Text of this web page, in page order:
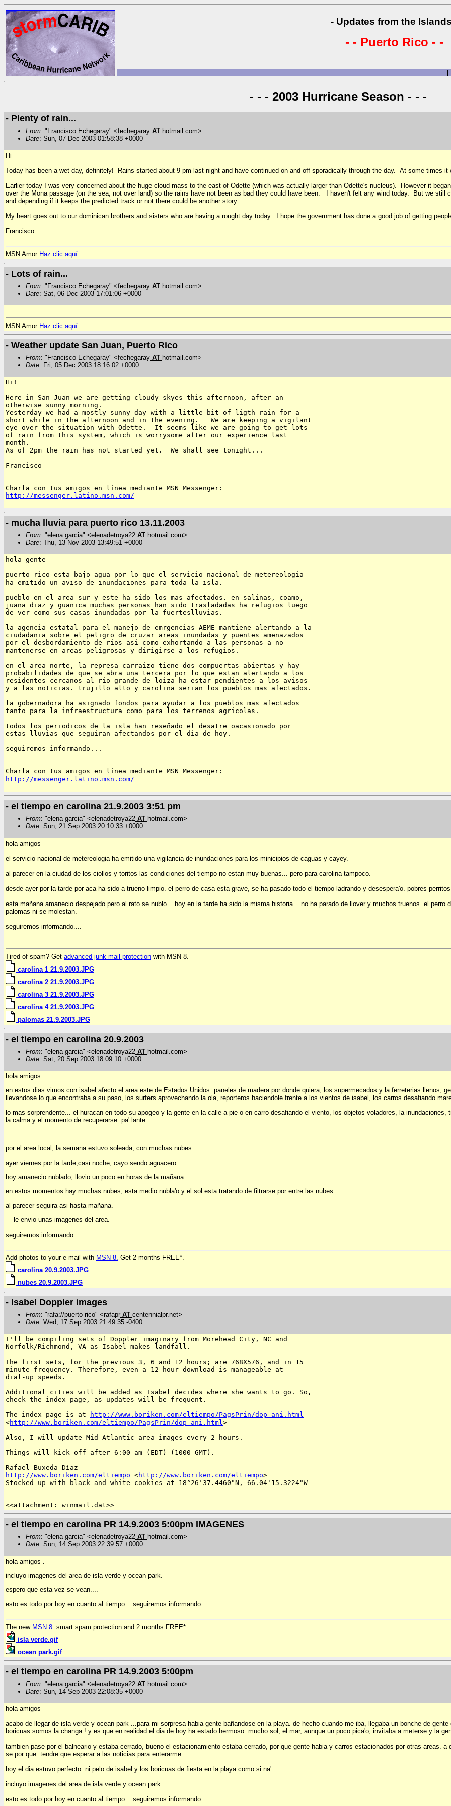
- Updates from the
- - Puerto Rico - -
|
- - - 2003 Hurricane Season - - -
- Plenty of rain...
From: "Francisco Echegaray" <fechegaray AT hotmail.com>
Date: Sun, 07 Dec 2003 01:58:38 +0000
Hi
Today has been a wet day, definitely! Rains started about 9 pm last night and have continued on and off sporadically through the day. At some times
Earlier today I was very concerned about the huge cloud mass to the east of Odette (which was actually larger than Odette's nucleus). However it
over the Mona passage (on the sea, not over land) so the rains have not been as bad they could have been. I haven't felt any wind today. But we still
and depending if it keeps the predicted track or not there could be another story.
My heart goes out to our dominican brothers and sisters who are having a rought day today. I hope the government has done a good job of getting
Francisco
MSN Amor Haz clic aquí...
- Lots of rain...
From: "Francisco Echegaray" <fechegaray AT hotmail.com>
Date: Sat, 06 Dec 2003 17:01:06 +0000
MSN Amor Haz clic aquí...
- Weather update San Juan, Puerto Rico
From: "Francisco Echegaray" <fechegaray AT hotmail.com>
Date: Fri, 05 Dec 2003 18:16:02 +0000
Hi!
Here in San Juan we are getting cloudy skyes this afternoon, after an
otherwise sunny morning.
Yesterday we had a mostly sunny day with a little bit of ligth rain for a
short while in the afternoon and in the evening.   We are keeping a vigilant
eye over the situation with Odette.  It seems like we are going to get lots
of rain from this system, which is worrysome after our experience last
month.
As of 2pm the rain has not started yet.  We shall see tonight...
Francisco
http://messenger.latino.msn.com/
- mucha lluvia para puerto rico 13.11.2003
From: "elena garcia" <elenadetroya22 AT hotmail.com>
Date: Thu, 13 Nov 2003 13:49:51 +0000
hola gente
puerto rico esta bajo agua por lo que el servicio nacional de metereologia
ha emitido un aviso de inundaciones para toda la isla.
pueblo en el area sur y este ha sido los mas afectados. en salinas, coamo,
juana diaz y guanica muchas personas han sido trasladadas ha refugios luego
de ver como sus casas inundadas por la fuerteslluvias.
la agencia estatal para el manejo de emrgencias AEME mantiene alertando a la
ciudadania sobre el peligro de cruzar areas inundadas y puentes amenazados
por el desbordamiento de rios asi como exhortando a las personas a no
mantenerse en areas peligrosas y dirigirse a los refugios.
en el area norte, la represa carraizo tiene dos compuertas abiertas y hay
probabilidades de que se abra una tercera por lo que estan alertando a los
residentes cercanos al rio grande de loiza ha estar pendientes a los avisos
y a las noticias. trujillo alto y carolina serian los pueblos mas afectados.
la gobernadora ha asignado fondos para ayudar a los pueblos mas afectados
tanto para la infraestructura como para los terrenos agricolas.
todos los periodicos de la isla han reseñado el desatre oacasionado por
estas lluvias que seguiran afectandos por el dia de hoy.
seguiremos informando...
http://messenger.latino.msn.com/
- el tiempo en carolina 21.9.2003 3:51 pm
From: "elena garcia" <elenadetroya22 AT hotmail.com>
Date: Sun, 21 Sep 2003 20:10:33 +0000
hola amigos
el servicio nacional de metereologia ha emitido una vigilancia de inundaciones para los minicipios de caguas y cayey.
al parecer en la ciudad de los ciollos y toritos las condiciones del tiempo no estan muy buenas... pero para carolina tampoco.
desde ayer por la tarde por aca ha sido a trueno limpio. el perro de casa esta grave, se ha pasado todo el tiempo ladrando y desespera'o. pobres
esta mañana amanecio despejado pero al rato se nublo... hoy en la tarde ha sido la misma historia... no ha parado de llover y muchos truenos. el
palomas ni se molestan.
seguiremos informando....
Tired of spam? Get advanced junk mail protection with MSN 8.
carolina 1 21.9.2003.JPG
carolina 2 21.9.2003.JPG
carolina 3 21.9.2003.JPG
carolina 4 21.9.2003.JPG
palomas 21.9.2003.JPG
- el tiempo en carolina 20.9.2003
From: "elena garcia" <elenadetroya22 AT hotmail.com>
Date: Sat, 20 Sep 2003 18:09:10 +0000
hola amigos
en estos dias vimos con isabel afecto el area este de Estados Unidos. paneles de madera por donde quiera, los supermecados y la ferreterias llenos,
llevandose lo que encontraba a su paso, los surfers aprovechando la ola, reporteros haciendole frente a los vientos de isabel, los carros desafiando
lo mas sorprendente... el huracan en todo su apogeo y la gente en la calle a pie o en carro desafiando el viento, los objetos voladores, la
la calma y el momento de recuperarse. pa' lante
por el area local, la semana estuvo soleada, con muchas nubes.
ayer viernes por la tarde,casi noche, cayo sendo aguacero.
hoy amanecio nublado, llovio un poco en horas de la mañana.
en estos momentos hay muchas nubes, esta medio nubla'o y el sol esta tratando de filtrarse por entre las nubes.
al parecer seguira asi hasta mañana.
le envio unas imagenes del area.
seguiremos informando...
Add photos to your e-mail with MSN 8. Get 2 months FREE*.
carolina 20.9.2003.JPG
nubes 20.9.2003.JPG
- Isabel Doppler images
From: "rafa://puerto rico" <rafapr AT centennialpr.net>
Date: Wed, 17 Sep 2003 21:49:35 -0400
I'll be compiling sets of Doppler imaginary from Morehead City, NC and
Norfolk/Richmond, VA as Isabel makes landfall.
The first sets, for the previous 3, 6 and 12 hours; are 768X576, and in 15
minute frequency. Therefore, even a 12 hour download is manageable at
dial-up speeds.
Additional cities will be added as Isabel decides where she wants to go. So,
check the index page, as updates will be frequent.
The index page is at
http://www.boriken.com/eltiempo/PagsPrin/dop_ani.html
<http://www.boriken.com/eltiempo/PagsPrin/dop_ani.html>
Also, I will update Mid-Atlantic area images every 2 hours.
Things will kick off after 6:00 am (EDT) (1000 GMT).
http://www.boriken.com/eltiempo <http://www.boriken.com/eltiempo>
Stocked up with black and white cookies at 18°26'37.4460"N, 66.04'15.3224"W
<<attachment: winmail.dat>>
- el tiempo en carolina PR 14.9.2003 5:00pm IMAGENES
From: "elena garcia" <elenadetroya22 AT hotmail.com>
Date: Sun, 14 Sep 2003 22:39:57 +0000
hola amigos
incluyo imagenes del area de isla verde y ocean park.
espero que esta vez se vean....
esto es todo por hoy en cuanto al tiempo... seguiremos informando.
The new MSN 8: smart spam protection and 2 months FREE*
isla verde.gif
ocean park.gif
- el tiempo en carolina PR 14.9.2003 5:00pm
From: "elena garcia" <elenadetroya22 AT hotmail.com>
Date: Sun, 14 Sep 2003 22:08:35 +0000
hola amigos
acabo de llegar de isla verde y ocean park ...para mi sorpresa habia gente bañandose en la playa. de hecho cuando me iba, llegaba un bonche de
boricuas somos la changa ! y es que en realidad el dia de hoy ha estado hermoso. mucho sol, el mar, aunque un poco pica'o, invitaba a meterse y la
tambien pase por el balneario y estaba cerrado, bueno el estacionamiento estaba cerrado, por que gente habia y carros estacionados por otras areas.
se por que. tendre que esperar a las noticias para enterarme.
hoy el dia estuvo perfecto. ni pelo de isabel y los boricuas de fiesta en la playa como si na'.
incluyo imagenes del area de isla verde y ocean park.
esto es todo por hoy en cuanto al tiempo... seguiremos informando.